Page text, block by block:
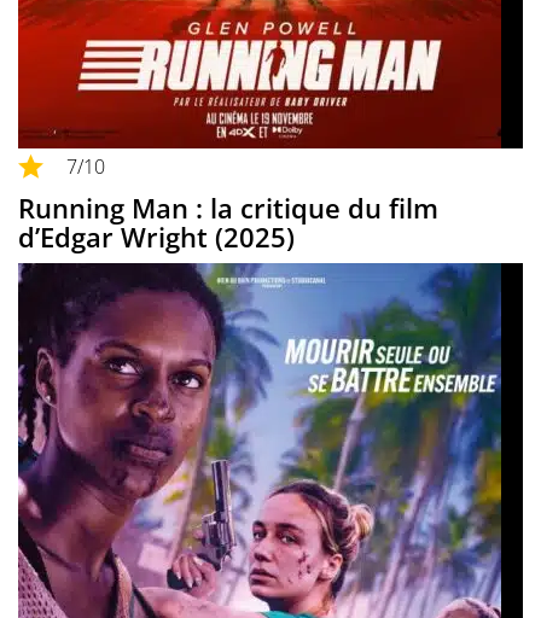
7/10
Running Man : la critique du film
d’Edgar Wright (2025)